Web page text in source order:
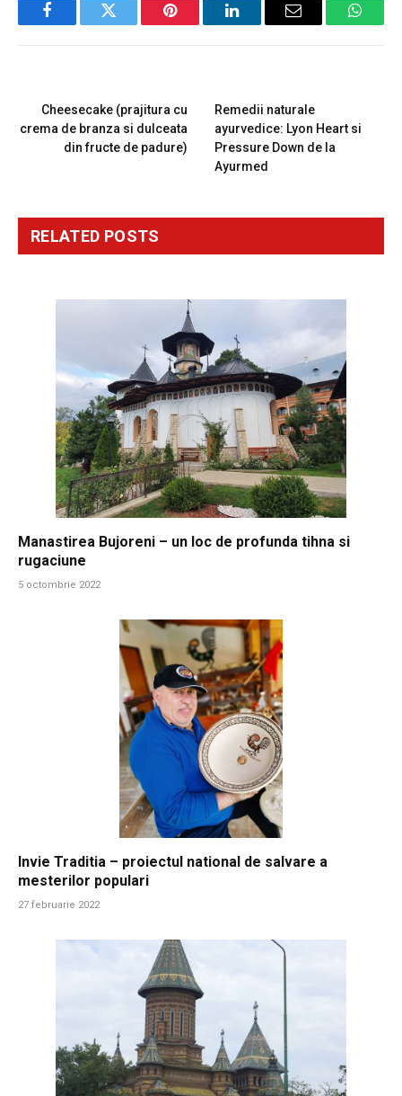
FacebookTwitter Pinterest LinkedInEmail
Cheesecake (prajitura cu
crema de branza si dulceata
din fructe de padure)
Remedii naturale
ayurvedice: Lyon Heart si
Pressure Down de la
Ayurmed
RELATED POSTS
Manastirea Bujoreni – un loc de profunda tihna si
rugaciune
5 octombrie 2022
Invie Traditia – proiectul national de salvare a
mesterilor populari
27 februarie 2022